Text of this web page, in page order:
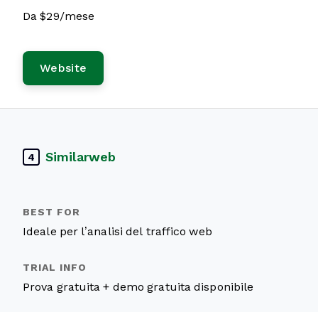
Da $29/mese
Website
4 Similarweb
Ideale per l’analisi del traffico web
Prova gratuita + demo gratuita disponibile